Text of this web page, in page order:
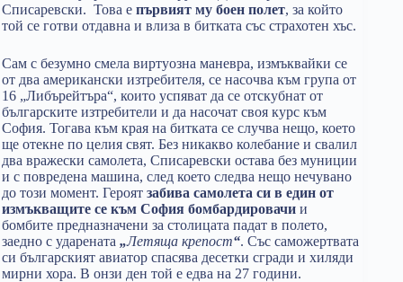
Списаревски. Това е първият му боен полет, за който
той се готви отдавна и влиза в битката със страхотен хъс.
Сам с безумно смела виртуозна маневра, измъквайки се
от два американски изтребителя, се насочва към група от
16 „Либърейтъра“, които успяват да се отскубнат от
българските изтребители и да насочат своя курс към
София. Тогава към края на битката се случва нещо, което
ще отекне по целия свят. Без никакво колебание и свалил
два вражески самолета, Списаревски остава без муниции
и с повредена машина, след което следва нещо нечувано
до този момент. Героят забива самолета си в един от
измъкващите се към София бомбардировачи и
бомбите предназначени за столицата падат в полето,
заедно с ударената „Летяща крепост“. Със саможертвата
си българският авиатор спасява десетки сгради и хиляди
мирни хора. В онзи ден той е едва на 27 години.